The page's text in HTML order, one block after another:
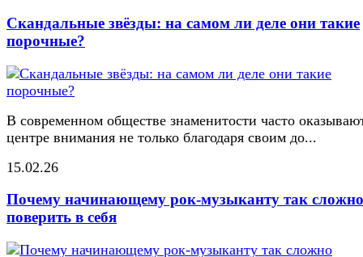
Скандальные звёзды: на самом ли деле они такие
порочные?
В современном обществе знаменитости часто
центре внимания не только благодаря своим до...
15.02.26
Почему начинающему рок-музыканту так сложно
поверить в себя